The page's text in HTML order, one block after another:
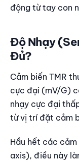
động từ tay con
Độ Nhạy
Đủ?
Cảm biến TMR
cực đại (mV/G)
nhạy cực đại
từ vị trí đặt cảm
Hầu hết các
axis), điều này